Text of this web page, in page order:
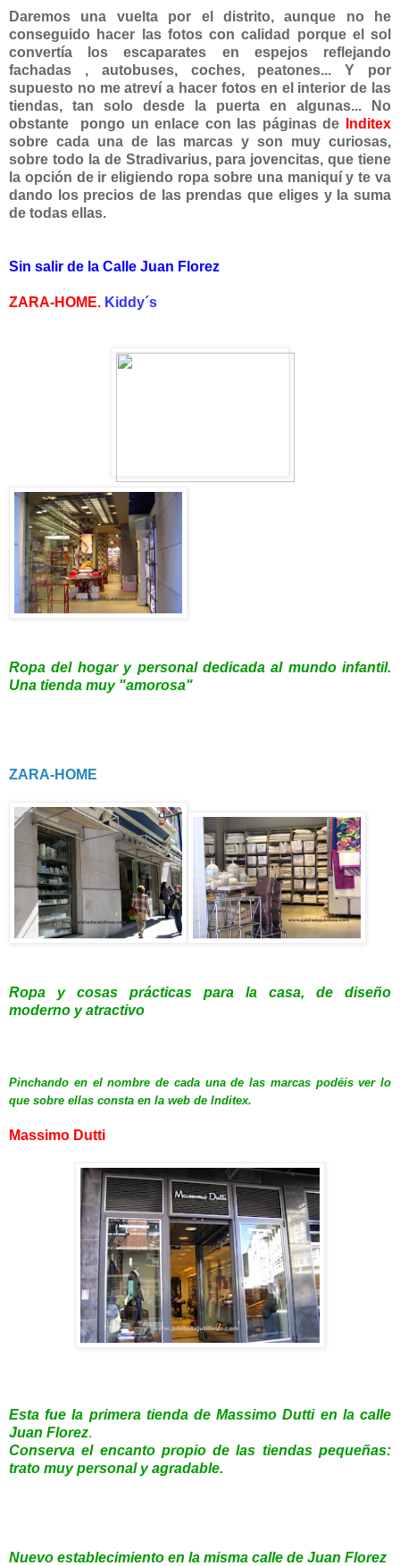
Daremos una vuelta por el distrito, aunque no he
conseguido hacer las fotos con calidad porque el sol
convertía los escaparates en espejos reflejando
fachadas , autobuses, coches, peatones... Y por
supuesto no me atreví a hacer fotos en el interior de las
tiendas, tan solo desde la puerta en algunas... No
obstante pongo un enlace con las páginas de
Inditex
sobre cada una de las marcas y son muy curiosas,
sobre todo la de Stradivarius, para jovencitas, que tiene
la opción de ir eligiendo ropa sobre una maniquí y te va
dando los precios de las prendas que eliges y la suma
de todas ellas.
Sin salir de la Calle Juan Florez
ZARA-HOME. Kiddy´s
Ropa del hogar y personal dedicada al mundo infantil.
Una tienda muy "amorosa"
ZARA-HOME
Ropa y cosas prácticas para la casa, de diseño
moderno y atractivo
Pinchando en el nombre de cada una de las marcas podéis ver lo
que sobre ellas consta en la web de Inditex.
Massimo Dutti
Esta fue la primera tienda de Massimo Dutti en la calle
Juan Florez.
Conserva el encanto propio de las tiendas pequeñas:
trato muy personal y agradable.
Nuevo establecimiento en la misma calle de Juan Florez